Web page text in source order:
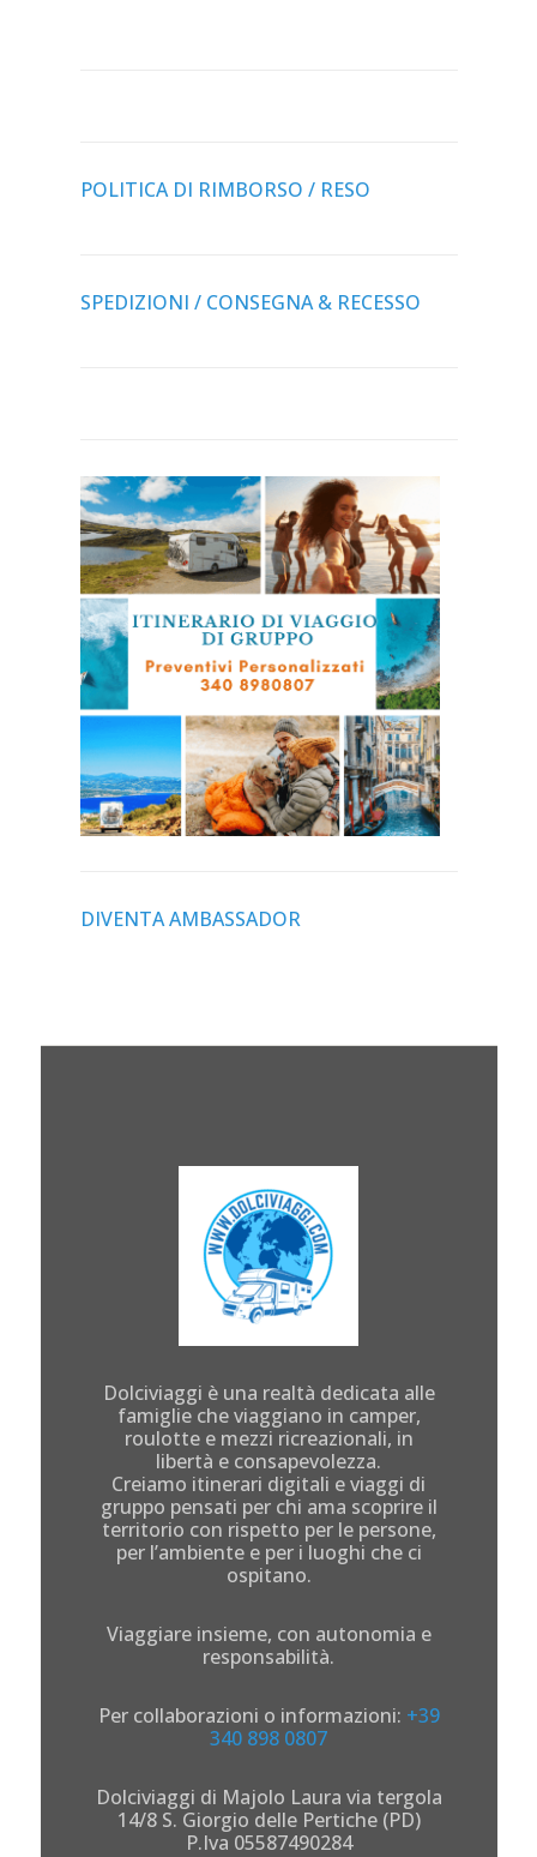
POLITICA DI RIMBORSO / RESO
SPEDIZIONI / CONSEGNA & RECESSO
DIVENTA AMBASSADOR
Dolciviaggi è una realtà dedicata alle
famiglie che viaggiano in camper,
roulotte e mezzi ricreazionali, in
libertà e consapevolezza.
Creiamo itinerari digitali e viaggi di
gruppo pensati per chi ama scoprire il
territorio con rispetto per le persone,
per l’ambiente e per i luoghi che ci
ospitano.
Viaggiare insieme, con autonomia e
responsabilità.
Per collaborazioni o informazioni: +39
340 898 0807
Dolciviaggi di Majolo Laura via tergola
14/8 S. Giorgio delle Pertiche (PD)
P.Iva 05587490284